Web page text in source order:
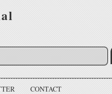
CONTACT